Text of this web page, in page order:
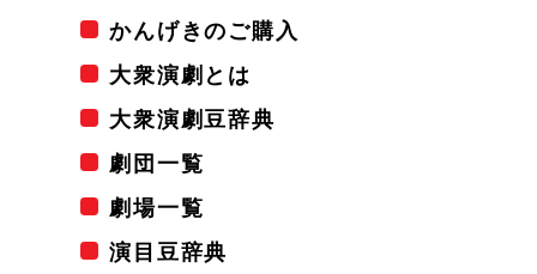
かんげきのご購入
大衆演劇とは
大衆演劇豆辞典
劇団一覧
劇場一覧
演目豆辞典